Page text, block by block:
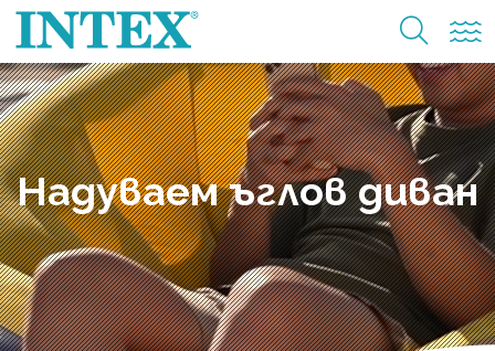
Надуваем ъглов диван